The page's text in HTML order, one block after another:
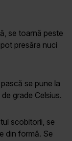
se toarnă peste
presăra nuci
se pune la
grade Celsius.
scobitorii, se
din formă. Se